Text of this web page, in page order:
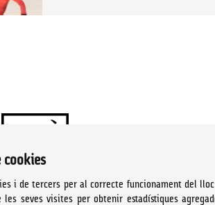
Selva | Àrea de cultura
cookies
i de tercers per al correcte funcionament del
les seves visites per obtenir estadístiques